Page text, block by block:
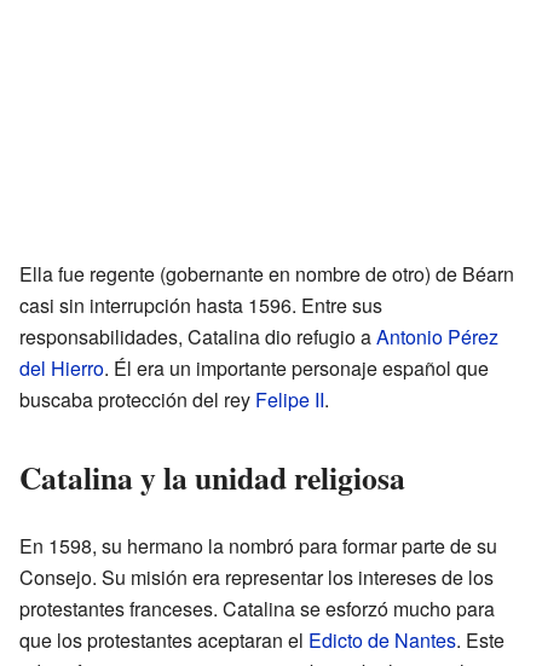
Ella fue regente (gobernante en nombre de otro) de Béarn
casi sin interrupción hasta 1596. Entre sus
responsabilidades, Catalina dio refugio aAntonio Pérez
del Hierro. Él era un importante personaje español que
buscaba protección del rey Felipe II.
Catalina y la unidad religiosa
En 1598, su hermano la nombró para formar parte de su
Consejo. Su misión era representar los intereses de los
protestantes franceses. Catalina se esforzó mucho para
que los protestantes aceptaran el Edicto de Nantes. Este